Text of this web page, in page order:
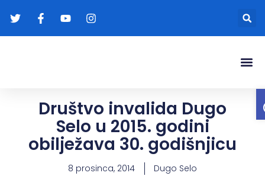
Društvo invalida Dugo
Selo u 2015. godini
obilježava 30. godišnjicu
8 prosinca, 2014 Dugo Selo